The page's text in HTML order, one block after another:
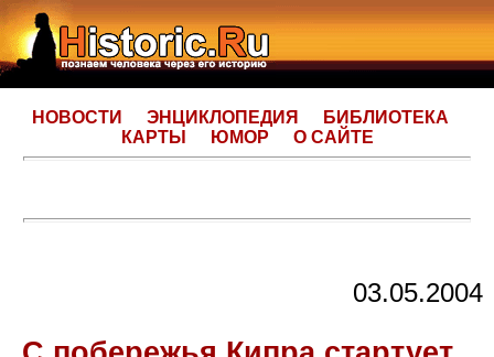
НОВОСТИ ЭНЦИКЛОПЕДИЯ
БИБЛИОТЕКА
КАРТЫ
ЮМОР О САЙТЕ
03.05.2004